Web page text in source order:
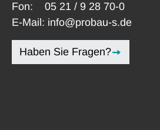
Fon: 05 21 / 9 28 70-0
E-Mail: info@probau-s.de
Haben Sie Fragen?